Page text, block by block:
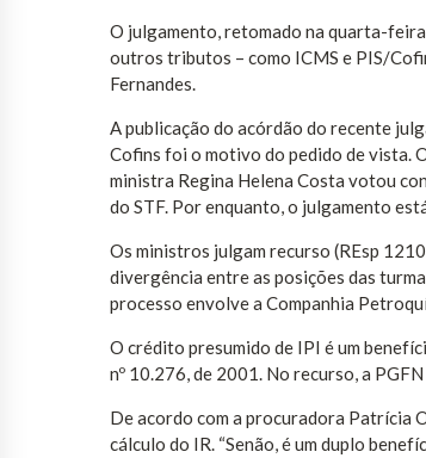
O julgamento, retomado na quarta-
outros tributos – como ICMS e PIS/
Fernandes.
A publicação do acórdão do recente
Cofins foi o motivo do pedido de vista.
ministra Regina Helena Costa votou
do STF. Por enquanto, o julgamento
Os ministros julgam recurso (REsp
divergência entre as posições das
processo envolve a Companhia
O crédito presumido de IPI é um
nº 10.276, de 2001. No recurso, a
De acordo com a procuradora Patrícia
cálculo do IR. “Senão, é um duplo